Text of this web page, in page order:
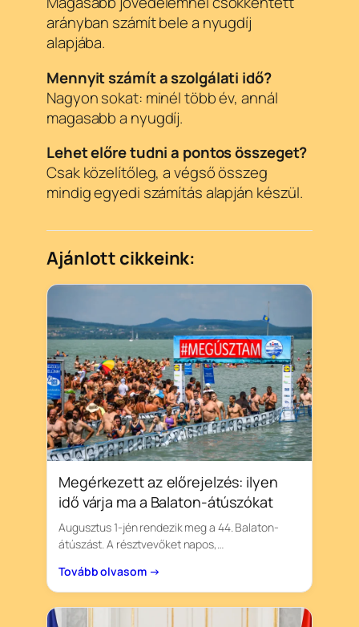
arányban számít bele a nyugdíj
alapjába.
Mennyit számít a szolgálati idő?
Nagyon sokat: minél több év, annál
magasabb a nyugdíj.
Lehet előre tudni a pontos összeget?
Csak közelítőleg, a végső összeg
mindig egyedi számítás alapján készül.
Ajánlott cikkeink:
Megérkezett az előrejelzés: ilyen
idő várja ma a Balaton-átúszókat
Augusztus 1-jén rendezik meg a 44. Balaton-
átúszást. A résztvevőket napos,…
Tovább olvasom →